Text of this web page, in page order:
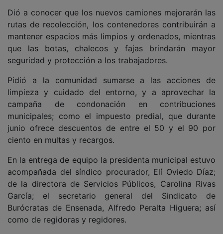
Dió a conocer que los nuevos camiones mejorarán las
rutas de recolección, los contenedores contribuirán a
mantener espacios más limpios y ordenados, mientras
que las botas, chalecos y fajas brindarán mayor
seguridad y protección a los trabajadores.
Pidió a la comunidad sumarse a las acciones de
limpieza y cuidado del entorno, y a aprovechar la
campaña de condonación en contribuciones
municipales; como el impuesto predial, que durante
junio ofrece descuentos de entre el 50 y el 90 por
ciento en multas y recargos.
En la entrega de equipo la presidenta municipal estuvo
acompañada del síndico procurador, Elí Oviedo Díaz;
de la directora de Servicios Públicos, Carolina Rivas
García; el secretario general del Sindicato de
Burócratas de Ensenada, Alfredo Peralta Higuera; así
como de regidoras y regidores.